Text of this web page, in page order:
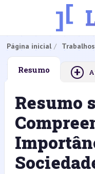
Página inicial
Resumo +
Resumo